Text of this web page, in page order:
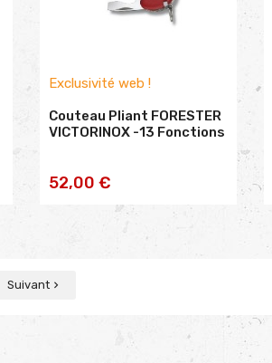
Exclusivité web !
Couteau Pliant FORESTER
VICTORINOX -13 Fonctions
52,00 €AJOUTER AU
PANIER
Suivant 